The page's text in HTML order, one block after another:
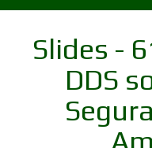
Slides -
DDS